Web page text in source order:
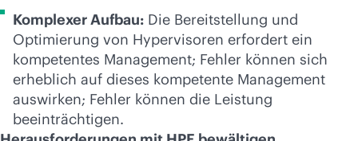
Komplexer Aufbau: Die Bereitstellung und
Optimierung von Hypervisoren erfordert ein
kompetentes Management; Fehler können sich
erheblich auf dieses kompetente Management
auswirken; Fehler können die Leistung
beeinträchtigen.